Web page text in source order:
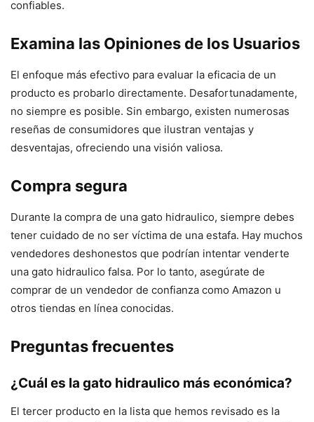
confiables.
Examina las Opiniones de los Usuarios
El enfoque más efectivo para evaluar la eficacia de un
producto es probarlo directamente. Desafortunadamente,
no siempre es posible. Sin embargo, existen numerosas
reseñas de consumidores que ilustran ventajas y
desventajas, ofreciendo una visión valiosa.
Compra segura
Durante la compra de una gato hidraulico, siempre debes
tener cuidado de no ser víctima de una estafa. Hay muchos
vendedores deshonestos que podrían intentar venderte
una gato hidraulico falsa. Por lo tanto, asegúrate de
comprar de un vendedor de confianza como Amazon u
otros tiendas en línea conocidas.
Preguntas frecuentes
¿Cuál es la gato hidraulico más económica?
El tercer producto en la lista que hemos revisado es la